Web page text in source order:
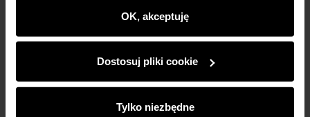
rekomendacje oraz komunikaty reklamowe informujące o
najnowszych promocjach w e-sklepie. Informacje o tym,
partnerom społecznościowym, reklamowym i
analitycznym. Partnerzy mogą połączyć te informacje z
OK, akceptuję
Dostosuj pliki cookie
Tylko niezbędne
Bądź na bieżąco z nowościami i promocjami!
Zapisz się